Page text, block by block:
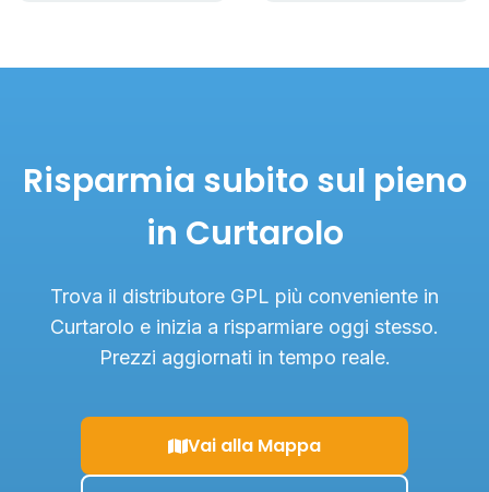
Risparmia subito sul pieno
in Curtarolo
Trova il distributore GPL più conveniente in
Curtarolo e inizia a risparmiare oggi stesso.
Prezzi aggiornati in tempo reale.
Vai alla Mappa